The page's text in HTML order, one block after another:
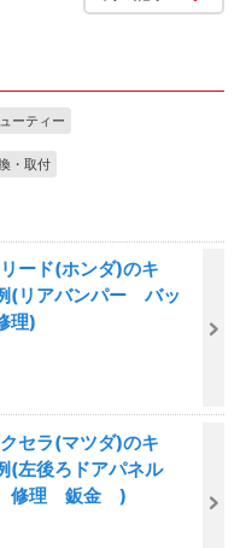
ーティー
・取付
ード(ホンダ)のキ
(リアバンパー バッ
理)
セラ(マツダ)のキ
(左後ろドアパネル
修理 鈑金 )